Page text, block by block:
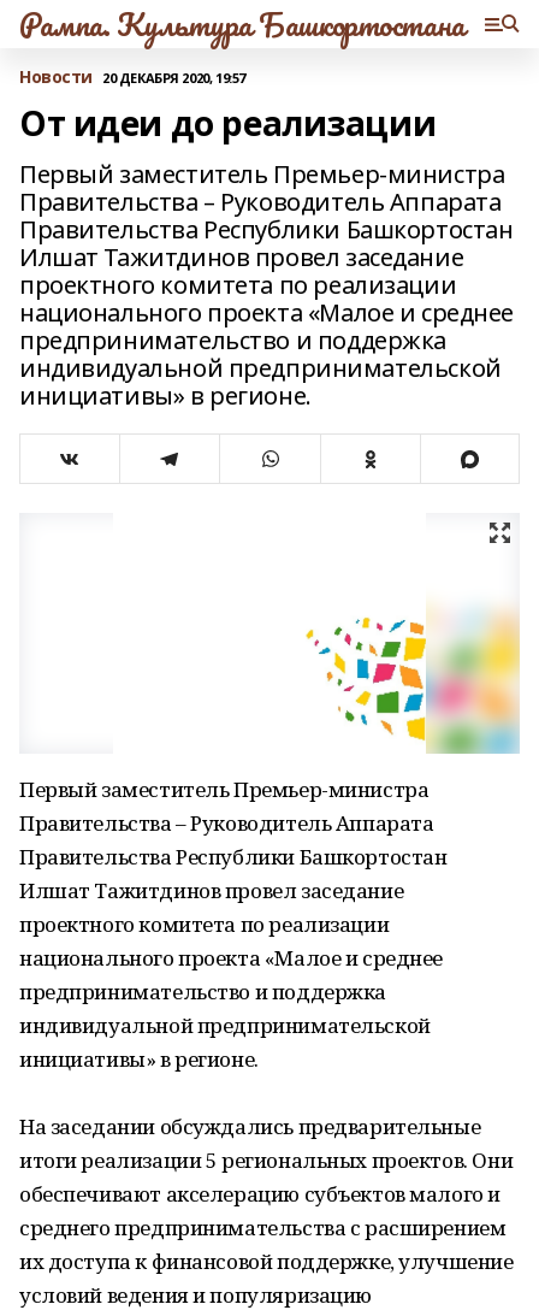
Рампа. Культура Башкортостана
Новости 20 ДЕКАБРЯ 2020, 19:57
От идеи до реализации
Первый заместитель Премьер-министра
Правительства – Руководитель Аппарата
Правительства Республики Башкортостан
Илшат Тажитдинов провел заседание
проектного комитета по реализации
национального проекта «Малое и среднее
предпринимательство и поддержка
индивидуальной предпринимательской
инициативы» в регионе.
Первый заместитель Премьер-министра
Правительства – Руководитель Аппарата
Правительства Республики Башкортостан
Илшат Тажитдинов провел заседание
проектного комитета по реализации
национального проекта «Малое и среднее
предпринимательство и поддержка
индивидуальной предпринимательской
инициативы» в регионе.
На заседании обсуждались предварительные
итоги реализации 5 региональных проектов. Они
обеспечивают акселерацию субъектов малого и
среднего предпринимательства с расширением
их доступа к финансовой поддержке, улучшение
условий ведения и популяризацию